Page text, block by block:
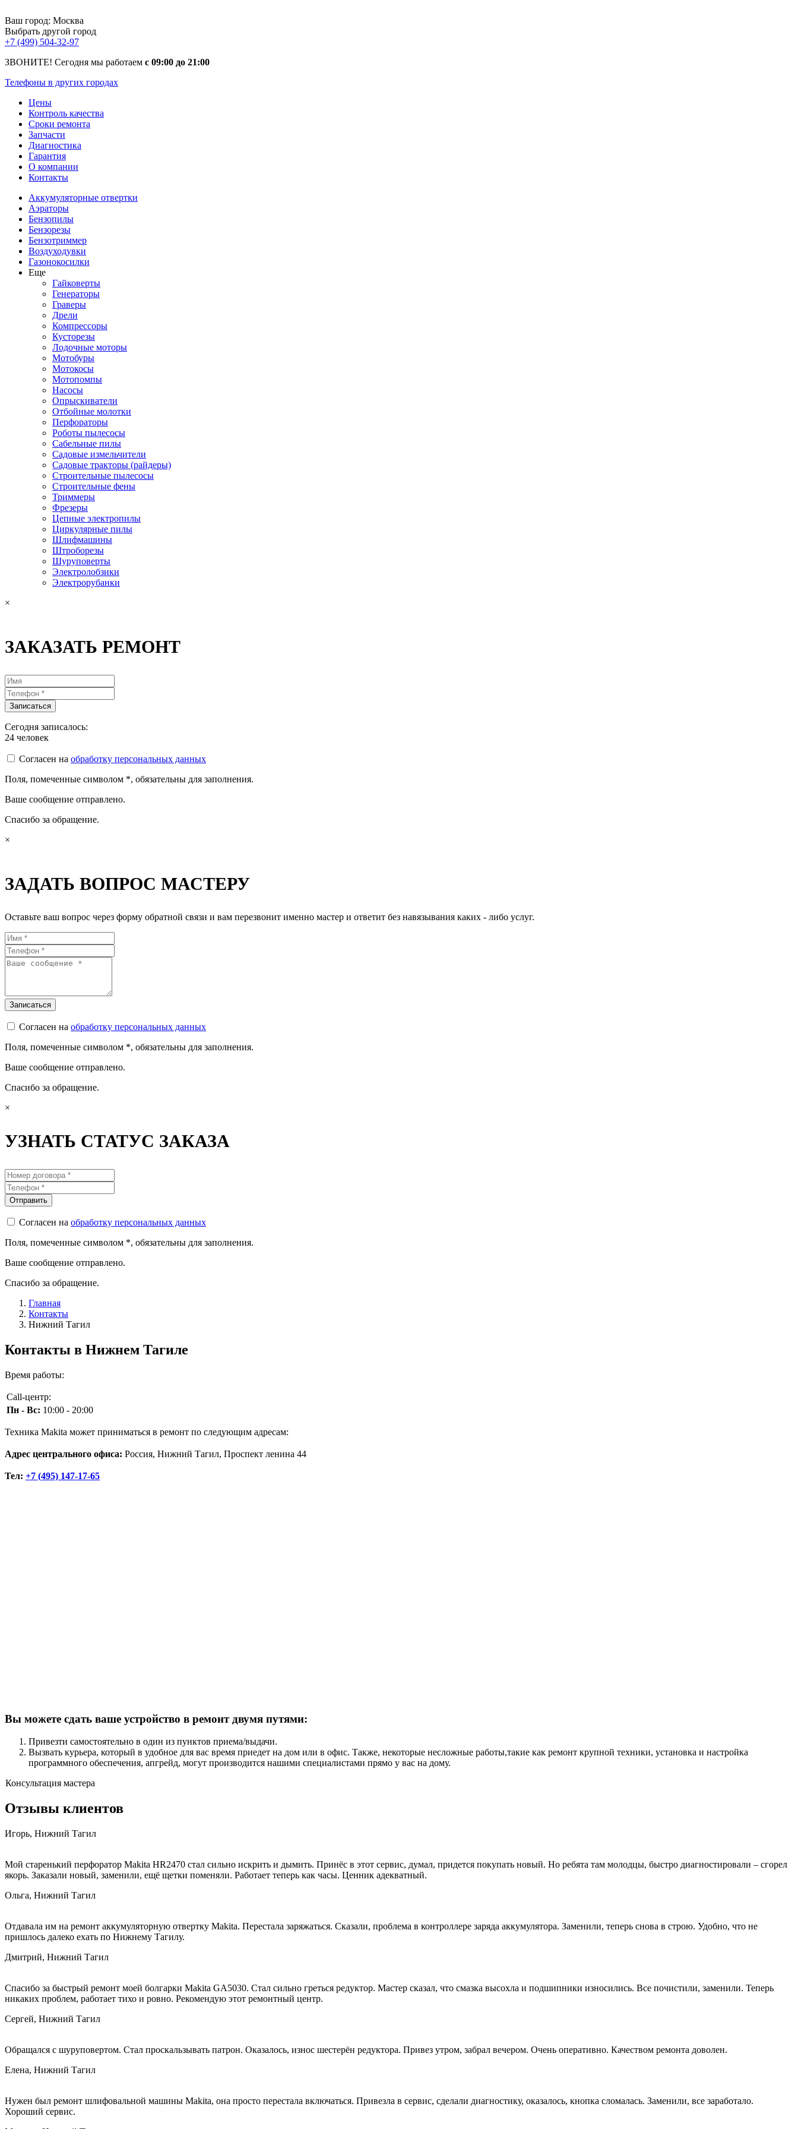
Ваш город: Москва
Выбрать другой город
+7 (499) 504-32-97
ЗВОНИТЕ! Сегодня мы работаем с 09:00 до 21:00
Телефоны в других городах
Цены
Контроль качества
Сроки ремонта
Запчасти
Диагностика
Гарантия
О компании
Контакты
Аккумуляторные отвертки
Аэраторы
Бензопилы
Бензорезы
Бензотриммер
Воздуходувки
Газонокосилки
Еще
Гайковерты
Генераторы
Граверы
Дрели
Компрессоры
Кусторезы
Лодочные моторы
Мотобуры
Мотокосы
Мотопомпы
Насосы
Опрыскиватели
Отбойные молотки
Перфораторы
Роботы пылесосы
Сабельные пилы
Садовые измельчители
Садовые тракторы (райдеры)
Строительные пылесосы
Строительные фены
Триммеры
Фрезеры
Цепные электропилы
Циркулярные пилы
Шлифмашины
Штроборезы
Шуруповерты
Электролобзики
Электрорубанки
×
ЗАКАЗАТЬ РЕМОНТ
Сегодня записалось:
24 человек
Согласен на обработку персональных данных
Поля, помеченные символом *, обязательны для заполнения.
Ваше сообщение отправлено.
Спасибо за обращение.
×
ЗАДАТЬ ВОПРОС МАСТЕРУ
Оставьте ваш вопрос через форму обратной связи и вам перезвонит именно мастер и ответит без навязывания каких - либо услуг.
Согласен на обработку персональных данных
Поля, помеченные символом *, обязательны для заполнения.
Ваше сообщение отправлено.
Спасибо за обращение.
×
УЗНАТЬ СТАТУС ЗАКАЗА
Согласен на обработку персональных данных
Поля, помеченные символом *, обязательны для заполнения.
Ваше сообщение отправлено.
Спасибо за обращение.
Главная
Контакты
Нижний Тагил
Контакты в Нижнем Тагиле
Время работы:
Call-центр:
Пн - Вс: 10:00 - 20:00
Техника Makita может приниматься в ремонт по следующим адресам:
Адрес центрального офиса: Россия, Нижний Тагил, Проспект ленина 44
Тел: +7 (495) 147-17-65
Вы можете сдать ваше устройство в ремонт двумя путями:
Привезти самостоятельно в один из пунктов приема/выдачи.
Вызвать курьера, который в удобное для вас время приедет на дом или в офис. Также, некоторые несложные работы,такие как ремонт крупной техники, установка и настройка
программного обеспечения, апгрейд, могут производится нашими специалистами прямо у вас на дому.
Консультация мастера
Отзывы клиентов
Игорь, Нижний Тагил
Мой старенький перфоратор Makita HR2470 стал сильно искрить и дымить. Принёс в этот сервис, думал, придется покупать новый. Но ребята там молодцы, быстро диагностировали – сгорел
якорь. Заказали новый, заменили, ещё щетки поменяли. Работает теперь как часы. Ценник адекватный.
Ольга, Нижний Тагил
Отдавала им на ремонт аккумуляторную отвертку Makita. Перестала заряжаться. Сказали, проблема в контроллере заряда аккумулятора. Заменили, теперь снова в строю. Удобно, что не
пришлось далеко ехать по Нижнему Тагилу.
Дмитрий, Нижний Тагил
Спасибо за быстрый ремонт моей болгарки Makita GA5030. Стал сильно греться редуктор. Мастер сказал, что смазка высохла и подшипники износились. Все почистили, заменили. Теперь
никаких проблем, работает тихо и ровно. Рекомендую этот ремонтный центр.
Сергей, Нижний Тагил
Обращался с шуруповертом. Стал проскальзывать патрон. Оказалось, износ шестерён редуктора. Привез утром, забрал вечером. Очень оперативно. Качеством ремонта доволен.
Елена, Нижний Тагил
Нужен был ремонт шлифовальной машины Makita, она просто перестала включаться. Привезла в сервис, сделали диагностику, оказалось, кнопка сломалась. Заменили, все заработало.
Хороший сервис.